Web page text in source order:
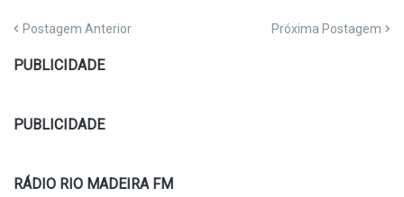
Postagem Anterior Próxima Postagem
PUBLICIDADE
PUBLICIDADE
RÁDIO RIO MADEIRA FM